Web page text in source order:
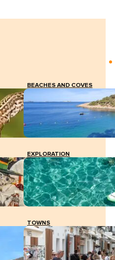
BEACHES AND COVES
EXPLORATION
TOWNS